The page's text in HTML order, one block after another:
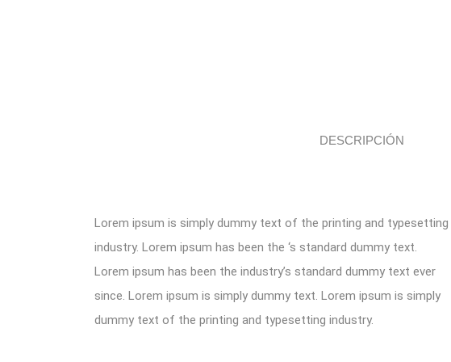
DESCRIPCIÓN
Lorem ipsum is simply dummy text of the printing and typesetting
industry. Lorem ipsum has been the ‘s standard dummy text.
Lorem ipsum has been the industry’s standard dummy text ever
since. Lorem ipsum is simply dummy text. Lorem ipsum is simply
dummy text of the printing and typesetting industry.